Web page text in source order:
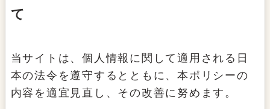
て
当サイトは、個人情報に関して適用される日
本の法令を遵守するとともに、本ポリシーの
内容を適宜見直し、その改善に努めます。